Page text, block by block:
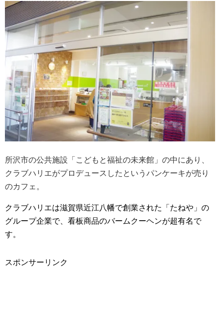
所沢市の公共施設「こどもと福祉の未来館」の中にあり、
クラブハリエがプロデュースしたというパンケーキが売り
のカフェ。
クラブハリエは滋賀県近江八幡で創業された「たねや」の
グループ企業で、看板商品のバームクーヘンが超有名で
す。
スポンサーリンク